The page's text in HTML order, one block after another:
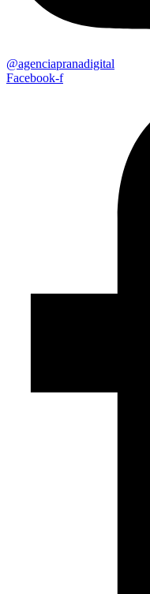
@agenciapranadigital
Facebook-f